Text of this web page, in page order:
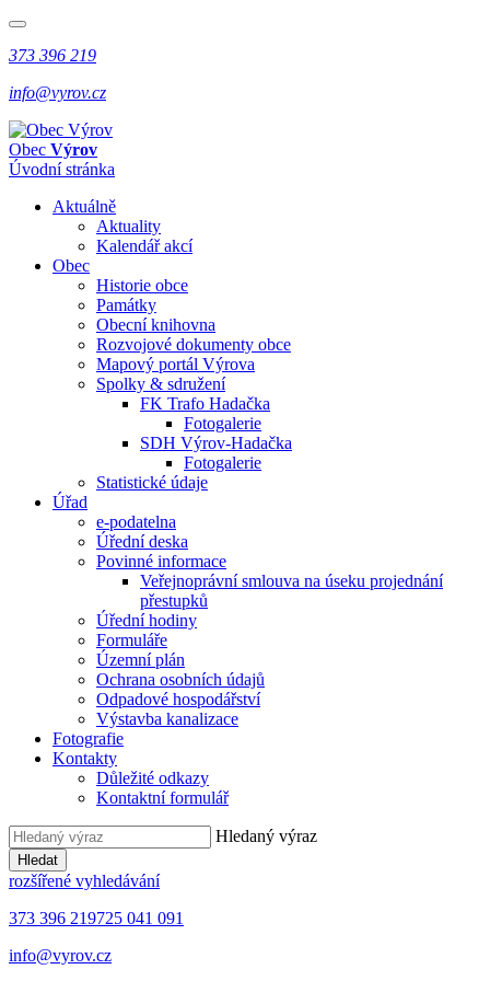
373 396 219
info@vyrov.cz
Obec Výrov
Úvodní stránka
Aktuálně
Aktuality
Kalendář akcí
Obec
Historie obce
Památky
Obecní knihovna
Rozvojové dokumenty obce
Mapový portál Výrova
Spolky & sdružení
FK Trafo Hadačka
Fotogalerie
SDH Výrov-Hadačka
Fotogalerie
Statistické údaje
Úřad
e-podatelna
Úřední deska
Povinné informace
Veřejnoprávní smlouva na úseku projednání
přestupků
Úřední hodiny
Formuláře
Územní plán
Ochrana osobních údajů
Odpadové hospodářství
Výstavba kanalizace
Fotografie
Kontakty
Důležité odkazy
Kontaktní formulář
Hledaný výraz
Hledat
rozšířené vyhledávání
373 396 219725 041 091
info@vyrov.cz